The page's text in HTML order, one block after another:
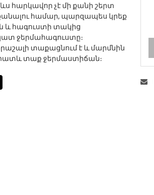
հարկավոր չէ մի քանի շերտ
համար, պարզապես կրեք
և հագուստի տակից
ջերմահագուստը։
տաքացնում է և մարմնին
տաք ջերմաստիճան։